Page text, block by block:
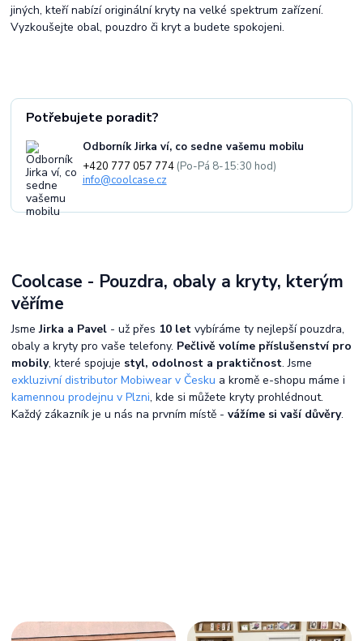
Potřebujete poradit?
Odborník Jirka ví, co sedne vašemu mobilu
+420 777 057 774 (Po-Pá 8-15:30 hod)
info@coolcase.cz
jiných, kteří nabízí originální kryty na velké spektrum zařízení.
Vyzkoušejte obal, pouzdro či kryt a budete spokojeni.
Coolcase - Pouzdra, obaly a kryty, kterým
věříme
JsmeJirka a Pavel - už přes 10 let vybíráme ty nejlepší pouzdra,
obaly a kryty pro vaše telefony. Pečlivě volíme příslušenství pro
mobily, které spojuje styl, odolnost a praktičnost. Jsme
exkluzivní distributor Mobiwear v Česku a kromě e-shopu máme i
kamennou prodejnu v Plzni, kde si můžete kryty prohlédnout.
Každý zákazník je u nás na prvním místě - vážíme si vaší důvěry.